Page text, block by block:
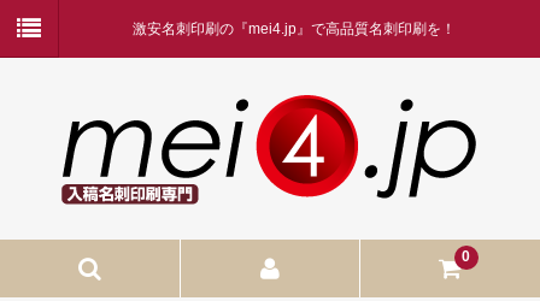
激安名刺印刷の『mei4.jp』で高品質名刺印刷を！
0